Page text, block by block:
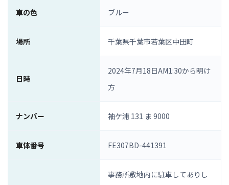
車の色 ブルー
場所 千葉県千葉市若葉区中田町
日時
2024年7月18日AM1:30から明け
方
ナンバー 袖ケ浦 131 ま 9000
車体番号 FE307BD-441391
事務所敷地内に駐車してありし